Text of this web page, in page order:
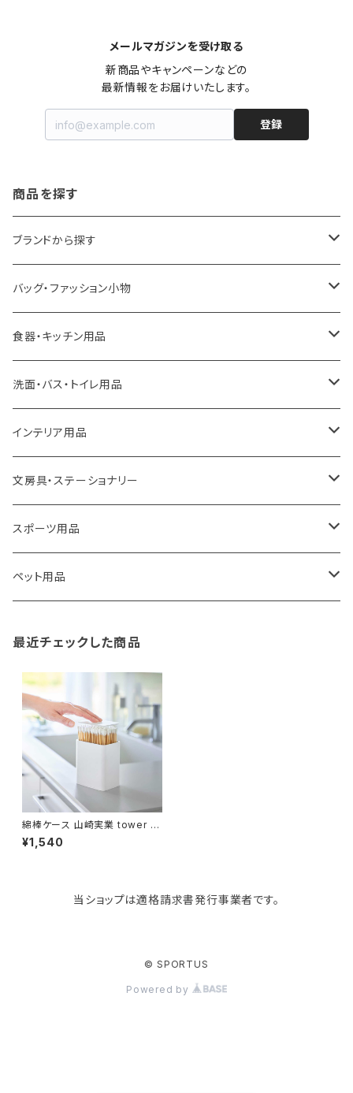
メールマガジンを受け取る
新商品やキャンペーンなどの
最新情報をお届けいたします。
登録
商品を探す
ブランドから探す
LOQI
ideaco
a.depeche
ROOTOTE
100percent
藤田金属
TG
paperblanks
Like-it
KIND BAG LONDON
tower
バッグ・ファッション小物
エコバッグ
アクセサリー
トートバッグ
保冷バッグ
リュックサック
ショルダーバッグ
スポーツバッグ
マザーズバッグ
パソコンケース
バッグアクセサリー
食器・キッチン用品
キッチンラック
キッチンペーパーホルダー
食器・テーブルウェア
ゴミ箱
収納用品
ソープディスペンサー
タオルハンガー
調理器具・調理小物
ディッシュラック
洗面・バス・トイレ用品
洗面用品
掃除・洗濯用品
トイレ用品
バス用品
インテリア用品
アイロン台
アクセサリー収納
ウェットティッシュケース
ガーデニング用品
蚊やり
クッション・クッションカバー
玄関収納
文房具・ステーショナリー
筆記具・ペン
ノート
スポーツ用品
卓球用品
ペット用品
猫用グッズ
その他
最近チェックした商品
綿棒ケース 山崎実業 tower タ
ワー ポップアップ式綿棒ケース
10284 ホワイト
¥1,540
当ショップは適格請求書発行事業者です。
© SPORTUS
Powered by